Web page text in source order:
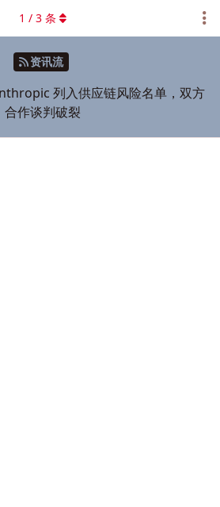
资讯流
列入供应链风险名单，双方
合作谈判破裂
1 / 3 条